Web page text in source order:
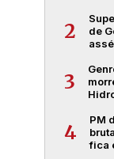
2
de
3
4
PM
fica